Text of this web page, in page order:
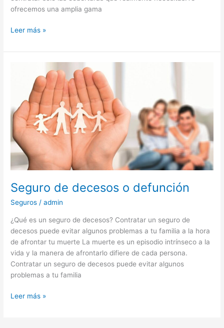
ofrecemos una amplia gama
Leer más »
Seguro de decesos o defunción
Seguros /admin
¿Qué es un seguro de decesos? Contratar un seguro de
decesos puede evitar algunos problemas a tu familia a la hora
de afrontar tu muerte La muerte es un episodio intrínseco a la
vida y la manera de afrontarlo difiere de cada persona.
Contratar un seguro de decesos puede evitar algunos
problemas a tu familia
decesos
defunción
Leer más »